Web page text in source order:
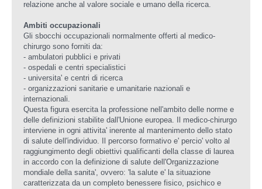
relazione anche al valore sociale e umano della ricerca.
Ambiti occupazionali
Gli sbocchi occupazionali normalmente offerti al medico-
chirurgo sono forniti da:
- ambulatori pubblici e privati
- ospedali e centri specialistici
- universita' e centri di ricerca
- organizzazioni sanitarie e umanitarie nazionali e
internazionali.
Questa figura esercita la professione nell'ambito delle norme e
delle definizioni stabilite dall'Unione europea. Il medico-chirurgo
interviene in ogni attivita' inerente al mantenimento dello stato
di salute dell'individuo. Il percorso formativo e' percio' volto al
raggiungimento degli obiettivi qualificanti della classe di laurea
in accordo con la definizione di salute dell'Organizzazione
mondiale della sanita', ovvero: 'la salute e' la situazione
caratterizzata da un completo benessere fisico, psichico e